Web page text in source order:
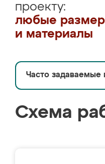
проекту:
любые
и материалы
Часто задаваемые
Схема